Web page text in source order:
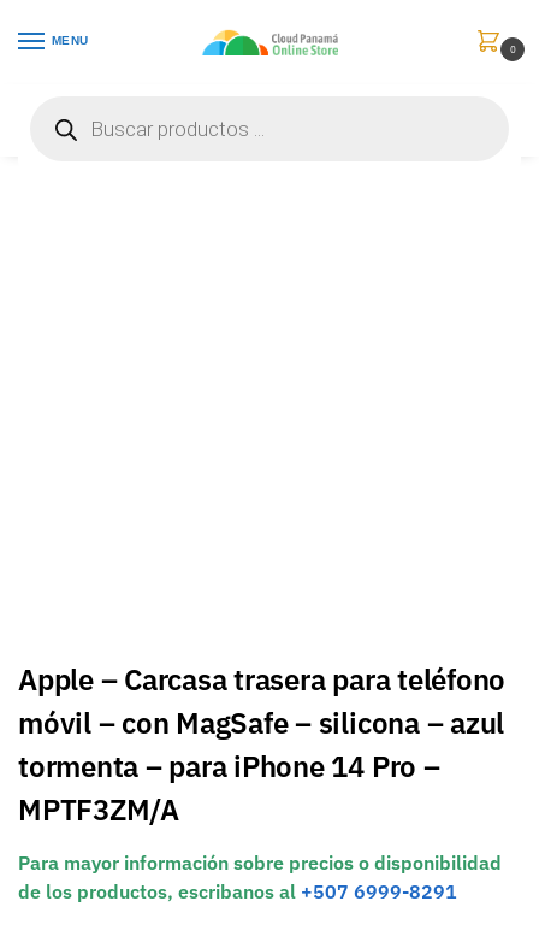
MENU
0
Apple – Carcasa trasera para teléfono
móvil – con MagSafe – silicona – azul
tormenta – para iPhone 14 Pro –
MPTF3ZM/A
Para mayor información sobre precios o disponibilidad
de los productos, escribanos al +507 6999-8291